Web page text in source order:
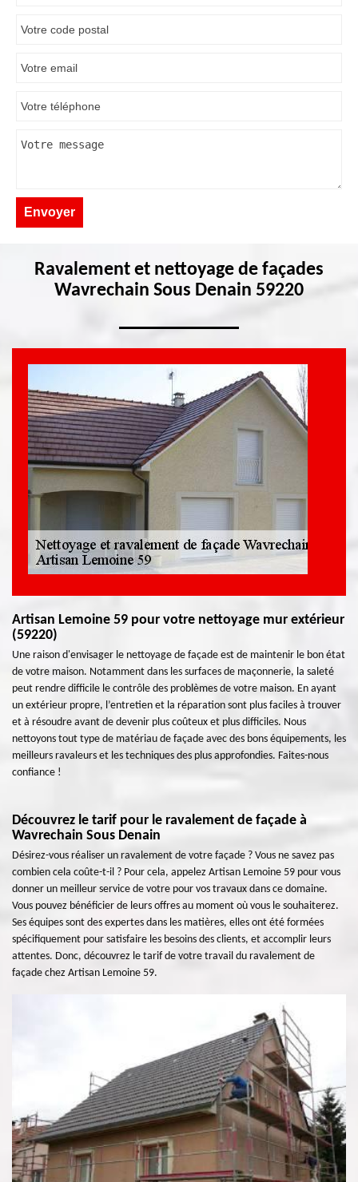
Ravalement et nettoyage de façades
Wavrechain Sous Denain 59220
Artisan Lemoine 59 pour votre nettoyage mur extérieur
(59220)
Une raison d'envisager le nettoyage de façade est de maintenir le bon état
de votre maison. Notamment dans les surfaces de maçonnerie, la saleté
peut rendre difficile le contrôle des problèmes de votre maison. En ayant
un extérieur propre, l’entretien et la réparation sont plus faciles à trouver
et à résoudre avant de devenir plus coûteux et plus difficiles. Nous
nettoyons tout type de matériau de façade avec des bons équipements, les
meilleurs ravaleurs et les techniques des plus approfondies. Faites-nous
confiance !
Découvrez le tarif pour le ravalement de façade à
Wavrechain Sous Denain
Désirez-vous réaliser un ravalement de votre façade ? Vous ne savez pas
combien cela coûte-t-il ? Pour cela, appelez Artisan Lemoine 59 pour vous
donner un meilleur service de votre pour vos travaux dans ce domaine.
Vous pouvez bénéficier de leurs offres au moment où vous le souhaiterez.
Ses équipes sont des expertes dans les matières, elles ont été formées
spécifiquement pour satisfaire les besoins des clients, et accomplir leurs
attentes. Donc, découvrez le tarif de votre travail du ravalement de
façade chez Artisan Lemoine 59.